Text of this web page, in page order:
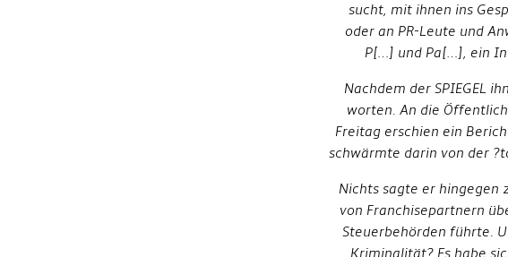
sucht, mit ihnen ins
oder an PR-Leute und
P[…] und Pa[…], ein
Nachdem der SPIEGEL
worten. An die
Freitag erschien ein
schwärmte darin von der
Nichts sagte er hingegen
von Franchisepartnern
Steuerbehörden führte.
Kriminalität? Es habe